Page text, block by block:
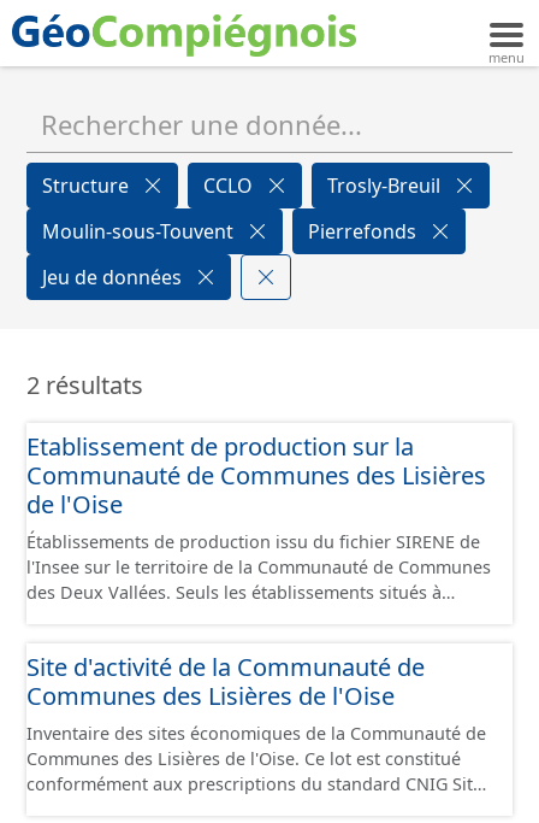
Structure CCLO
Trosly-Breuil
Moulin-sous-Touvent
Pierrefonds
Jeu de données
2 résultats
Etablissement de production sur la
Communauté de Communes des Lisières
de l'Oise
Établissements de production issu du fichier SIRENE de
l'Insee sur le territoire de la Communauté de Communes
des Deux Vallées. Seuls les établissements situés à
conformément aux prescriptions du standard CNIG Sites
Économiques. Ce lot ne contient pas la référence aux
delà des prescriptions du CNIG se limitant aux SCI.
Site d'activité de la Communauté de
Communes des Lisières de l'Oise
Inventaire des sites économiques de la Communauté de
Communes des Lisières de l'Oise. Ce lot est constitué
conformément aux prescriptions du standard CNIG Sites